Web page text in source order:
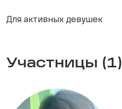
Для активных девушек
Участницы (1)